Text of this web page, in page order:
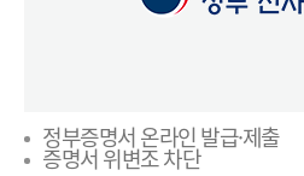
정부증명서 온라인 발급·제출
증명서 위변조 차단